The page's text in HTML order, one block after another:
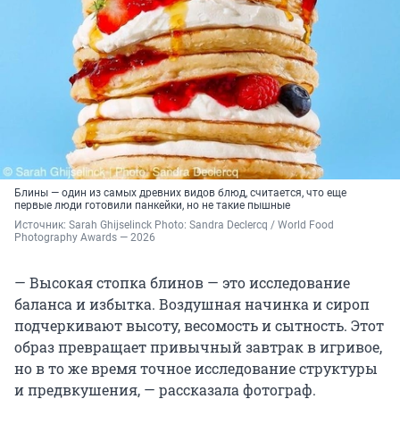
Блины — один из самых древних видов блюд, считается, что еще
первые люди готовили панкейки, но не такие пышные
Источник: Sarah Ghijselinck Photo: Sandra Declercq / World Food
Photography Awards — 2026
— Высокая стопка блинов — это исследование
баланса и избытка. Воздушная начинка и сироп
подчеркивают высоту, весомость и сытность. Этот
образ превращает привычный завтрак в игривое,
но в то же время точное исследование структуры
и предвкушения, — рассказала фотограф.